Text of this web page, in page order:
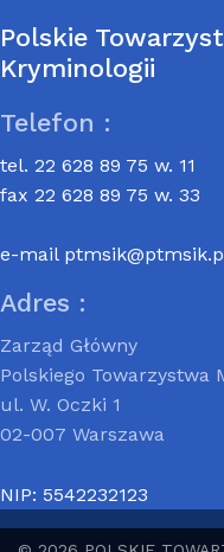
Polskie
Kryminologii
Telefon :
tel. 22 628 89 75 w. 11
fax 22 628 89 75 w. 33
e-mail
Adres :
Zarząd Główny
Polskiego Towarzystwa
ul. W. Oczki 1
02-007 Warszawa
NIP: 5542232123